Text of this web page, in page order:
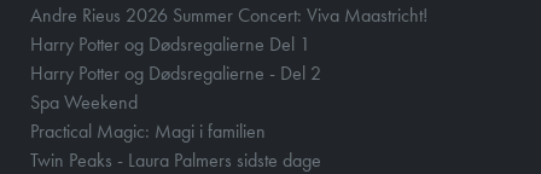
Andre Rieus 2026 Summer Concert: Viva Maastricht!
Harry Potter og Dødsregalierne Del 1
Harry Potter og Dødsregalierne - Del 2
Spa Weekend
Practical Magic: Magi i familien
Twin Peaks - Laura Palmers sidste dage